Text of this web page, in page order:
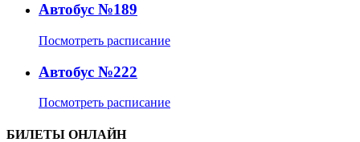
Автобус №189
Посмотреть расписание
Автобус №222
Посмотреть расписание
БИЛЕТЫ ОНЛАЙН